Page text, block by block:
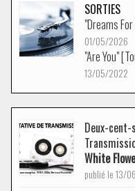
SORTIES
"Dreams
01/05/2026
"Are You"
13/05/2022
Deux-
White
publié le 13/